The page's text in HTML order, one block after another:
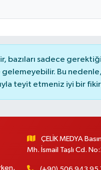
bazıları sadece
Bu
teyit etmeniz iyi bir fikir
ÇELİK MEDYA
Mh. İsmail Taşlı Cd.